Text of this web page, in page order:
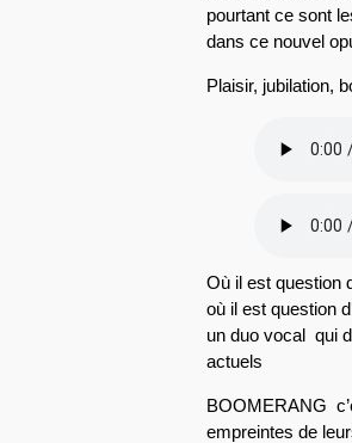
pourtant ce sont
dans ce nouvel
Plaisir, jubilation,
Où il est question
où il est question
un duo vocal qui
actuels
BOOMERANG
empreintes de